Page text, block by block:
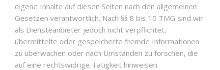
eigene Inhalte auf diesen Seiten nach den allgemeinen
Gesetzen verantwortlich. Nach §§ 8 bis 10 TMG sind wir
als Diensteanbieter jedoch nicht verpflichtet,
übermittelte oder gespeicherte fremde Informationen
zu überwachen oder nach Umständen zu forschen, die
auf eine rechtswidrige Tätigkeit hinweisen.